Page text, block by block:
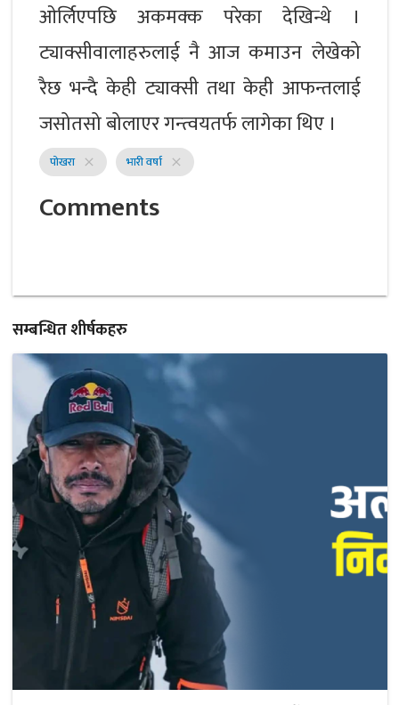
ओर्लिएपछि अकमक्क परेका देखिन्थे ।
ट्याक्सीवालाहरुलाई नै आज कमाउन लेखेको
रैछ भन्दै केही ट्याक्सी तथा केही आफन्तलाई
जसोतसो बोलाएर गन्त्वयतर्फ लागेका थिए ।
पोखरा close भारी वर्षा close
Comments
सम्बन्धित शीर्षकहरु